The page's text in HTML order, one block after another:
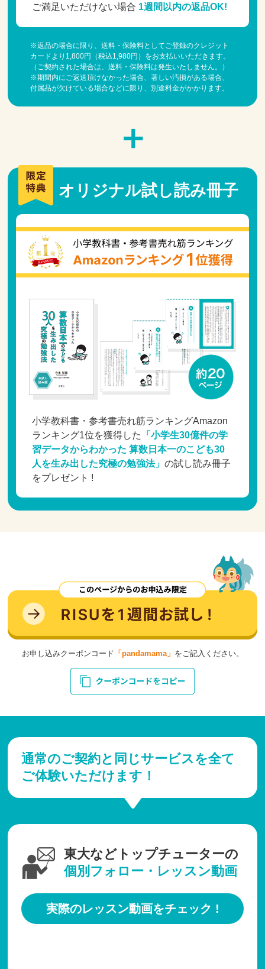
ご満足いただけない場合 1週間以内の返品OK!
※返品の場合に限り、送料・保険料としてご登録のクレジット
カードより1,800円（税込1,980円）をお支払いいただきます。
（ご契約された場合は、送料・保険料は発生いたしません。）
※期間内にご返送頂けなかった場合、著しい汚損がある場合、
付属品が欠けている場合などに限り、別途料金がかかります。
＋
オリジナル試し読み冊子
小学教科書・参考書売れ筋ランキングAmazon
ランキング1位を獲得した 「小学生30億件の学
習データからわかった 算数日本一のこども30
人を生み出した究極の勉強法」 の試し読み冊子
をプレゼント !
お申し込みクーポンコード 「pandamama」 をご記入ください。
通常のご契約と同じサービスを全て
ご体験いただけます！
東大などトップチューターの
個別フォロー・レッスン動画
実際のレッスン動画をチェック !